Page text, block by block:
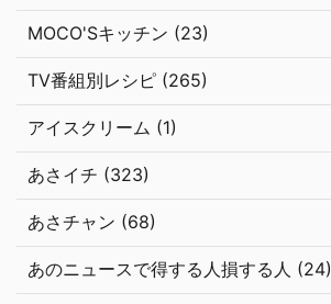
MOCO'Sキッチン (23)
TV番組別レシピ (265)
アイスクリーム (1)
あさイチ (323)
あさチャン (68)
あのニュースで得する人損する人 (24)